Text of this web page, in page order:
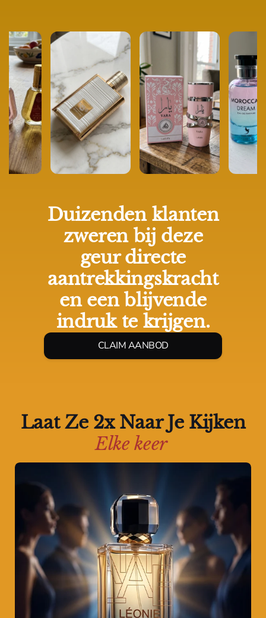
Topnoten:rood fruit, saffraan
Hartnoten:chocolade, roos, tonkaboon
Basisnoten:witte musk, suiker, mos
Type:
Eau de Parfum
Duizenden klanten
zweren bij deze
geur directe
aantrekkingskracht
en een blijvende
indruk te krijgen.
CLAIM AANBOD
Laat Ze 2x Naar Je Kijken
Elke keer